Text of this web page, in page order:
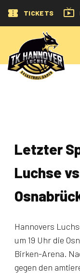
TICKETS
Letzter
Luchse
Hannovers
um 19 Uhr die
Birken-Arena.
gegen den